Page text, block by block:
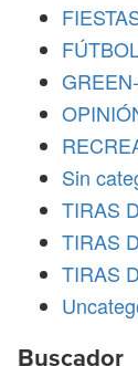
Sin
TIRAS
TIRAS
TIRAS
Buscador